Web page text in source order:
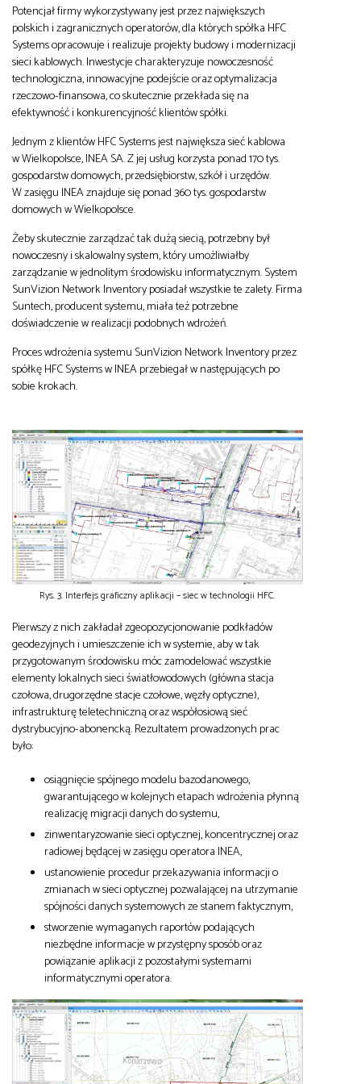
Potencjał firmy wykorzystywany jest przez największych
polskich i zagranicznych operatorów, dla których spółka HFC
Systems opracowuje i realizuje projekty budowy i modernizacji
sieci kablowych. Inwestycje charakteryzuje nowoczesność
technologiczna, innowacyjne podejście oraz optymalizacja
rzeczowo-finansowa, co skutecznie przekłada się na
efektywność i konkurencyjność klientów spółki.
Jednym z klientów HFC Systems jest największa sieć kablowa
w Wielkopolsce, INEA SA. Z jej usług korzysta ponad 170 tys.
gospodarstw domowych, przedsiębiorstw, szkół i urzędów.
W zasięgu INEA znajduje się ponad 360 tys. gospodarstw
domowych w Wielkopolsce.
Żeby skutecznie zarządzać tak dużą siecią, potrzebny był
nowoczesny i skalowalny system, który umożliwiałby
zarządzanie w jednolitym środowisku informatycznym. System
SunVizion Network Inventory posiadał wszystkie te zalety. Firma
Suntech, producent systemu, miała też potrzebne
doświadczenie w realizacji podobnych wdrożeń.
Proces wdrożenia systemu SunVizion Network Inventory przez
spółkę HFC Systems w INEA przebiegał w następujących po
sobie krokach.
Rys. 3. Interfejs graficzny aplikacji – siec w technologii HFC.
Pierwszy z nich zakładał zgeopozycjonowanie podkładów
geodezyjnych i umieszczenie ich w systemie, aby w tak
przygotowanym środowisku móc zamodelować wszystkie
elementy lokalnych sieci światłowodowych (główna stacja
czołowa, drugorzędne stacje czołowe, węzły optyczne),
infrastrukturę teletechniczną oraz współosiową sieć
dystrybucyjno-abonencką. Rezultatem prowadzonych prac
było:
osiągnięcie spójnego modelu bazodanowego,
gwarantującego w kolejnych etapach wdrożenia płynną
realizację migracji danych do systemu,
zinwentaryzowanie sieci optycznej, koncentrycznej oraz
radiowej będącej w zasięgu operatora INEA,
ustanowienie procedur przekazywania informacji o
zmianach w sieci optycznej pozwalającej na utrzymanie
spójności danych systemowych ze stanem faktycznym,
stworzenie wymaganych raportów podających
niezbędne informacje w przystępny sposób oraz
powiązanie aplikacji z pozostałymi systemami
informatycznymi operatora.